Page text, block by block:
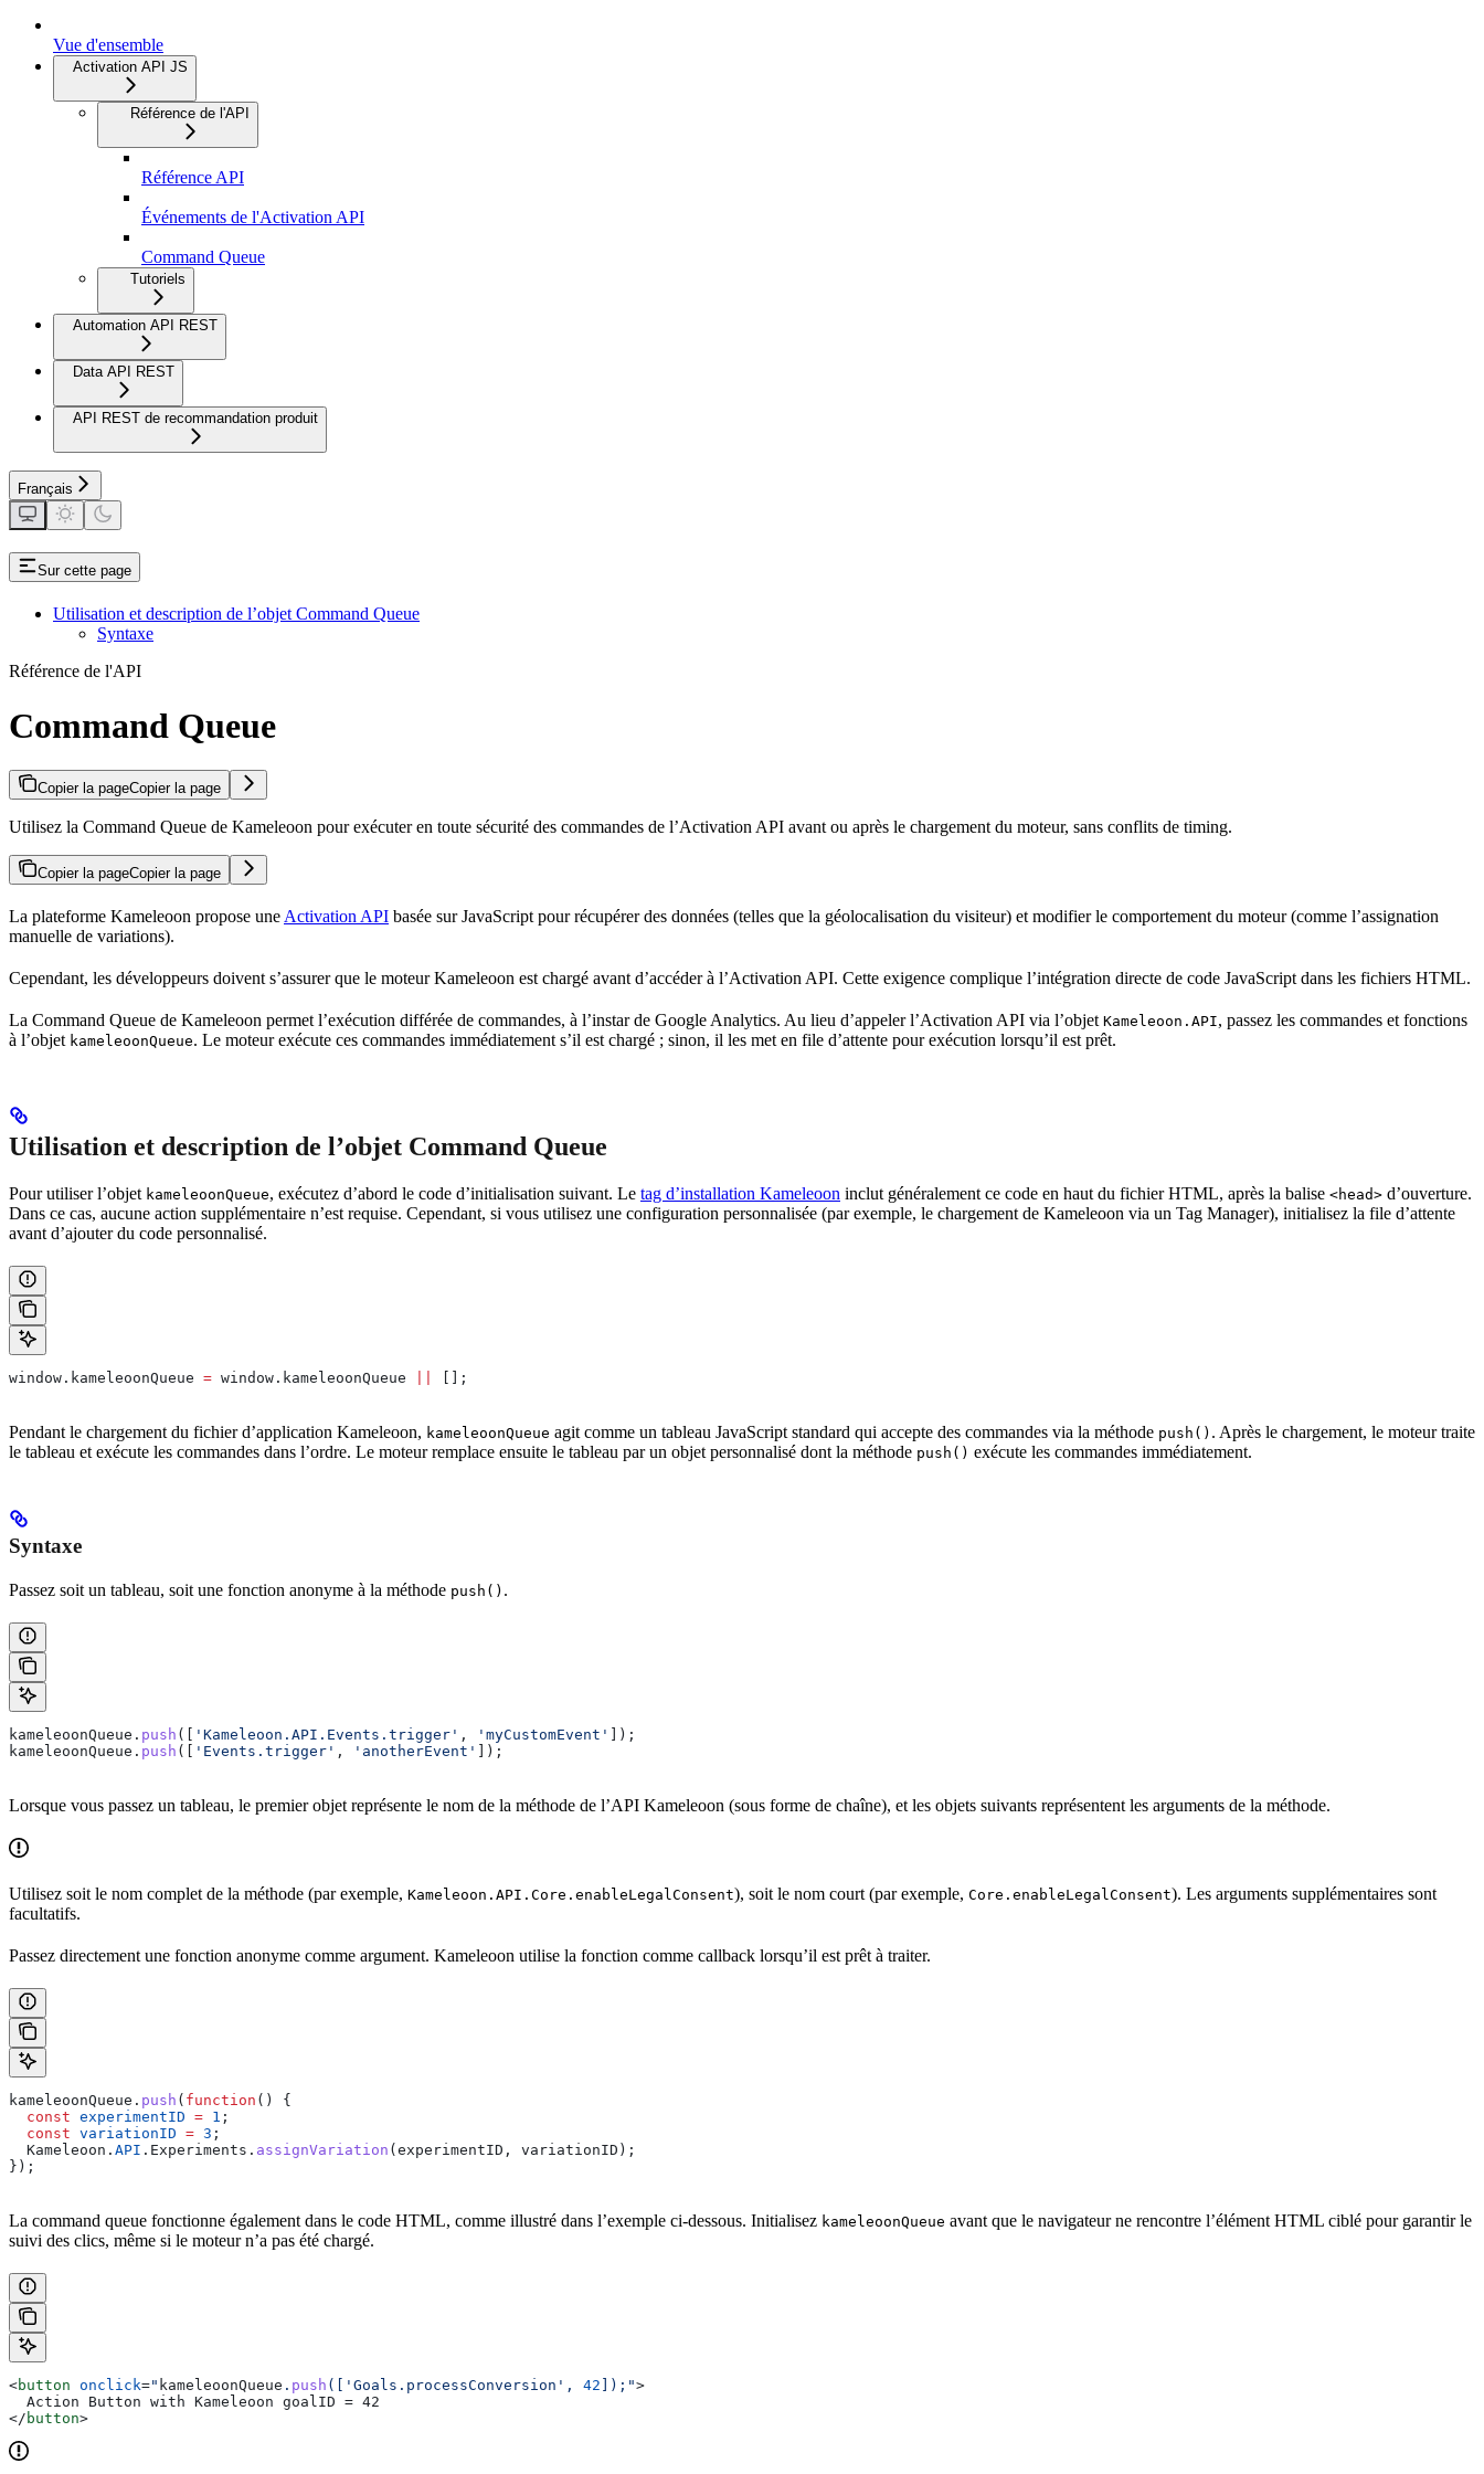
Vue d'ensemble
Activation API JS
Référence de l'API
Référence API
Événements de l'Activation API
Command Queue
Tutoriels
Automation API REST
Data API REST
API REST de recommandation produit
Français
Sur cette page
Utilisation et description de l’objet Command Queue
Syntaxe
Référence de l'API
Command Queue
Copier la pageCopier la page
Utilisez la Command Queue de Kameleoon pour exécuter en toute sécurité des commandes de l’Activation API avant ou après le chargement du moteur, sans conflits de timing.
Copier la pageCopier la page
La plateforme Kameleoon propose une Activation API basée sur JavaScript pour récupérer des données (telles que la géolocalisation du visiteur) et modifier le comportement du moteur (comme l’assignation
manuelle de variations).
Cependant, les développeurs doivent s’assurer que le moteur Kameleoon est chargé avant d’accéder à l’Activation API. Cette exigence complique l’intégration directe de code JavaScript dans les fichiers HTML.
La Command Queue de Kameleoon permet l’exécution différée de commandes, à l’instar de Google Analytics. Au lieu d’appeler l’Activation API via l’objet Kameleoon.API, passez les commandes et fonctions
à l’objet kameleoonQueue. Le moteur exécute ces commandes immédiatement s’il est chargé ; sinon, il les met en file d’attente pour exécution lorsqu’il est prêt.
Utilisation et description de l’objet Command Queue
Pour utiliser l’objet kameleoonQueue, exécutez d’abord le code d’initialisation suivant. Le tag d’installation Kameleoon inclut généralement ce code en haut du fichier HTML, après la balise <head> d’ouverture.
Dans ce cas, aucune action supplémentaire n’est requise. Cependant, si vous utilisez une configuration personnalisée (par exemple, le chargement de Kameleoon via un Tag Manager), initialisez la file d’attente
avant d’ajouter du code personnalisé.
window . kameleoonQueue = window . kameleoonQueue [];
Pendant le chargement du fichier d’application Kameleoon, kameleoonQueue agit comme un tableau JavaScript standard qui accepte des commandes via la méthode push() . Après le chargement, le moteur traite
le tableau et exécute les commandes dans l’ordre. Le moteur remplace ensuite le tableau par un objet personnalisé dont la méthode push() exécute les commandes immédiatement.
Syntaxe
Passez soit un tableau, soit une fonction anonyme à la méthode push() .
kameleoonQueue . push ([ 'Kameleoon.API.Events.trigger' , 'myCustomEvent'
]);
kameleoonQueue . push ([ 'Events.trigger' , 'anotherEvent' ]);
Lorsque vous passez un tableau, le premier objet représente le nom de la méthode de l’API Kameleoon (sous forme de chaîne), et les objets suivants représentent les arguments de la méthode.
Utilisez soit le nom complet de la méthode (par exemple, Kameleoon.API.Core.enableLegalConsent), soit le nom court (par exemple, Core.enableLegalConsent). Les arguments supplémentaires sont
facultatifs.
Passez directement une fonction anonyme comme argument. Kameleoon utilise la fonction comme callback lorsqu’il est prêt à traiter.
kameleoonQueue . push ( function () {
  const
experimentID = 1 ;
  const
variationID = 3 ;
  Kameleoon
. API . Experiments . assignVariation ( experimentID , variationID );
});
La command queue fonctionne également dans le code HTML, comme illustré dans l’exemple ci-dessous. Initialisez kameleoonQueue avant que le navigateur ne rencontre l’élément HTML ciblé pour garantir le
suivi des clics, même si le moteur n’a pas été chargé.
<button onclick=" kameleoonQueue . push (['Goals.processConversion', 42 ]);">
  Action Button with Kameleoon goalID = 42
</ button>